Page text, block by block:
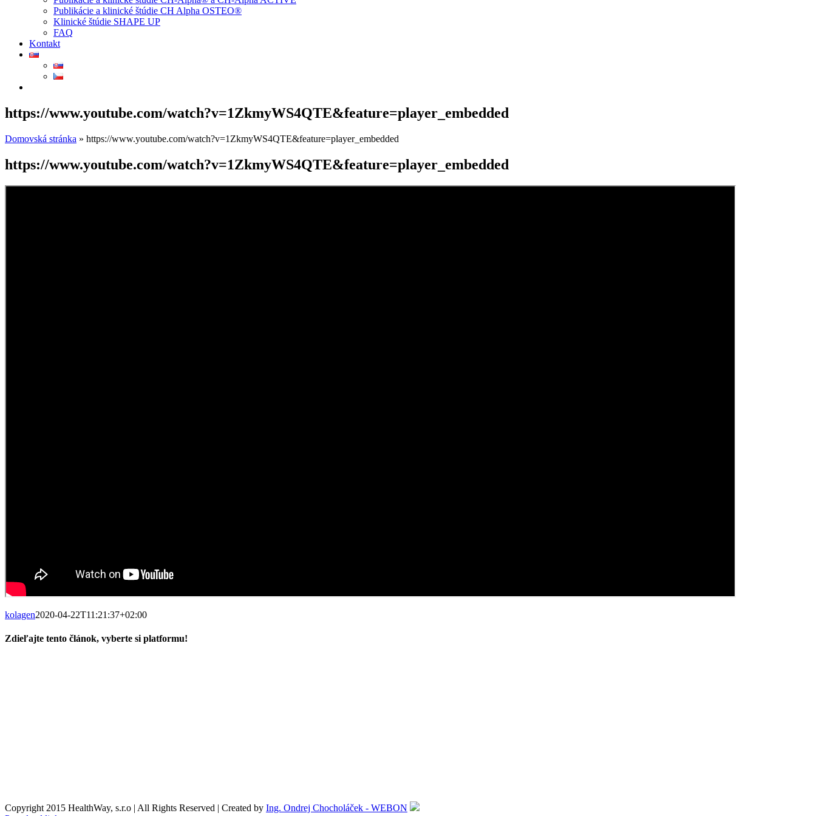
Publikácie a klinické štúdie CH Alpha OSTEO®
Klinické štúdie SHAPE UP
FAQ
Kontakt
https://www.youtube.com/watch?v=1ZkmyWS4QTE&feature=player_embedded
Domovská stránka » https://www.youtube.com/watch?v=1ZkmyWS4QTE&feature=player_embedded
https://www.youtube.com/watch?v=1ZkmyWS4QTE&feature=player_embedded
kolagen2020-04-22T11:21:37+02:00
Zdieľajte tento článok, vyberte si platformu!
Copyright 2015 HealthWay, s.r.o | All Rights Reserved | Created by Ing. Ondrej Chocholáček - WEBON